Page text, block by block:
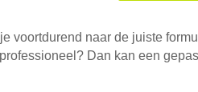
voortdurend naar de juiste
Dan kan een